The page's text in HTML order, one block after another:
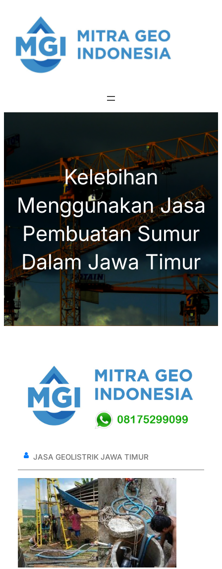
content
Kelebihan
Menggunakan Jasa
Pembuatan Sumur
Dalam Jawa Timur
JASA GEOLISTRIK JAWA TIMUR